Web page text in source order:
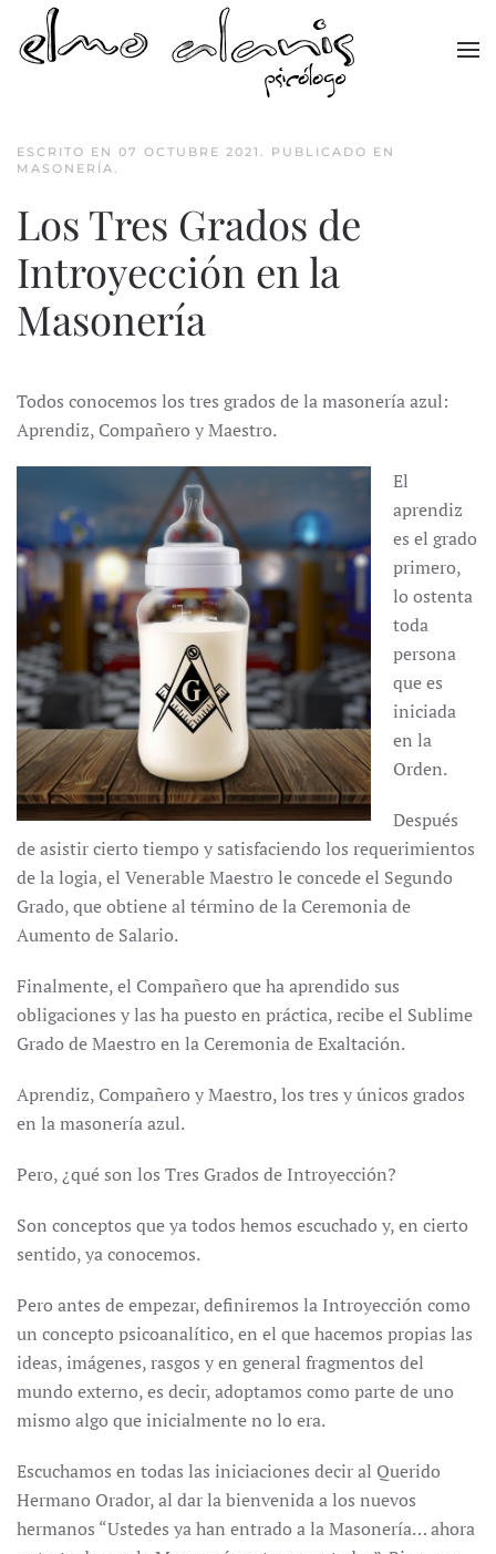
Skip to main content
ESCRITO EN 07 OCTUBRE 2021 . PUBLICADO EN
MASONERÍA.
Los Tres Grados de
Introyección en la
Masonería
Todos conocemos los tres grados de la masonería azul:
Aprendiz, Compañero y Maestro.
El
aprendiz
es el grado
primero,
lo ostenta
toda
persona
que es
iniciada
en la
Orden.
Después
de asistir cierto tiempo y satisfaciendo los requerimientos
de la logia, el Venerable Maestro le concede el Segundo
Grado, que obtiene al término de la Ceremonia de
Aumento de Salario.
Finalmente, el Compañero que ha aprendido sus
obligaciones y las ha puesto en práctica, recibe el Sublime
Grado de Maestro en la Ceremonia de Exaltación.
Aprendiz, Compañero y Maestro, los tres y únicos grados
en la masonería azul.
Pero, ¿qué son los Tres Grados de Introyección?
Son conceptos que ya todos hemos escuchado y, en cierto
sentido, ya conocemos.
Pero antes de empezar, definiremos la Introyección como
un concepto psicoanalítico, en el que hacemos propias las
ideas, imágenes, rasgos y en general fragmentos del
mundo externo, es decir, adoptamos como parte de uno
mismo algo que inicialmente no lo era.
Escuchamos en todas las iniciaciones decir al Querido
Hermano Orador, al dar la bienvenida a los nuevos
hermanos “Ustedes ya han entrado a la Masonería… ahora